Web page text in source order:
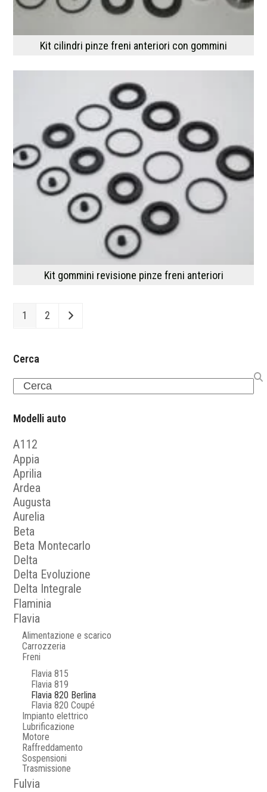
Kit cilindri pinze freni anteriori con gommini
Kit gommini revisione pinze freni anteriori
1 2
Cerca
Search
Modelli auto
A112
Appia
Aprilia
Ardea
Augusta
Aurelia
Beta
Beta Montecarlo
Delta
Delta Evoluzione
Delta Integrale
Flaminia
Flavia
Alimentazione e scarico
Carrozzeria
Freni
Flavia 815
Flavia 819
Flavia 820 Berlina
Flavia 820 Coupé
Impianto elettrico
Lubrificazione
Motore
Raffreddamento
Sospensioni
Trasmissione
Fulvia